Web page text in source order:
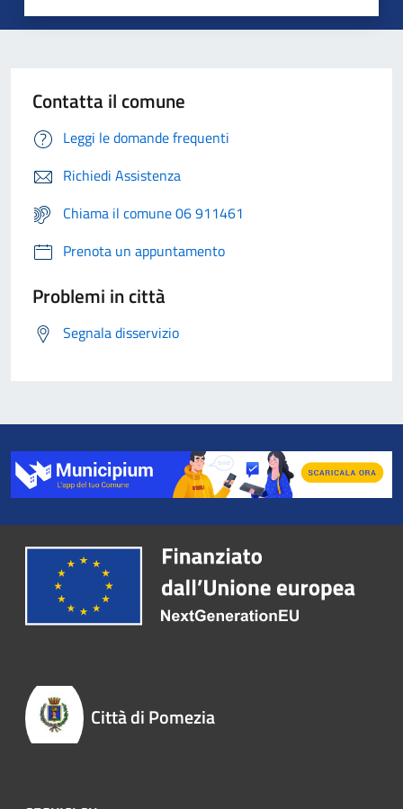
Contatta il comune
Leggi le domande frequenti
Richiedi Assistenza
Chiama il comune 06 911461
Prenota un appuntamento
Problemi in città
Segnala disservizio
Città di Pomezia